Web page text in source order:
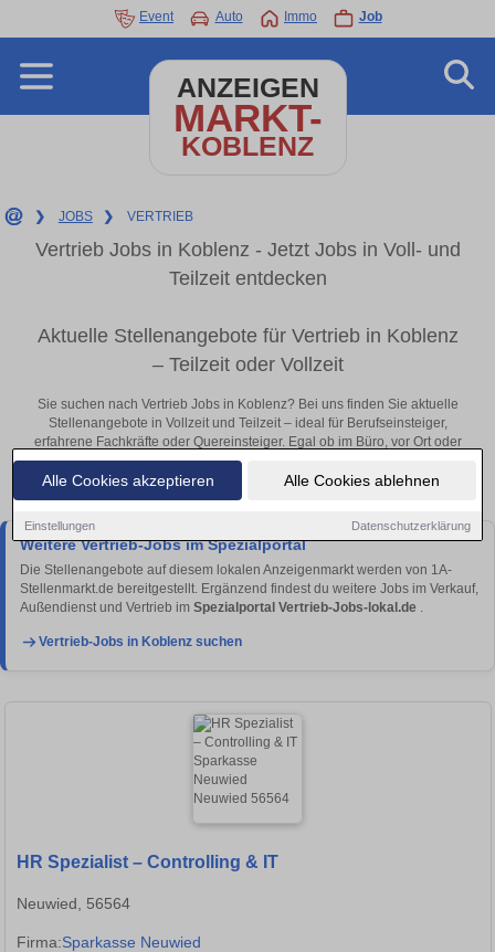
Alle Cookies akzeptieren Alle Cookies ablehnen
Einstellungen Datenschutzerklärung
Event Auto Immo Job
ANZEIGEN
MARKT-
KOBLENZ
❯ JOBS ❯ VERTRIEB
Vertrieb Jobs in Koblenz - Jetzt Jobs in Voll- und
Teilzeit entdecken
Aktuelle Stellenangebote für Vertrieb in Koblenz
– Teilzeit oder Vollzeit
Sie suchen nach Vertrieb Jobs in Koblenz? Bei uns finden Sie aktuelle
Stellenangebote in Vollzeit und Teilzeit – ideal für Berufseinsteiger,
erfahrene Fachkräfte oder Quereinsteiger. Egal ob im Büro, vor Ort oder
remote: Entdecken Sie jetzt neue Chancen in Ihrer Region und
bewerben Sie sich direkt auf passende Vertrieb-Stellen in Koblenz!
Weitere Vertrieb-Jobs im Spezialportal
Die Stellenangebote auf diesem lokalen Anzeigenmarkt werden von 1A-
Stellenmarkt.de bereitgestellt. Ergänzend findest du weitere Jobs im Verkauf,
Außendienst und Vertrieb im Spezialportal Vertrieb-Jobs-lokal.de
Vertrieb-Jobs in Koblenz suchen
HR Spezialist – Controlling & IT
Neuwied, 56564
Firma:Sparkasse Neuwied